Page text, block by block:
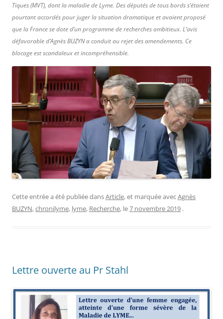
Tiques (MVT), dont la maladie de Lyme. Des députés de tous bords s’étaient
pourtant accordés pour juger la situation dramatique et avaient proposé
que la France se dote d’un programme de recherches ambitieux. L’avis
défavorable d’Agnès BUZYN a conduit au rejet des amendements. Ce
blocage est scandaleux et incompréhensible.
Cette entrée a été publiée dansArticle, et marquée avecAgnès
BUZYN,chronilyme, lyme, Recherche, le7 novembre 2019 .
Lettre ouverte au Pr Stahl